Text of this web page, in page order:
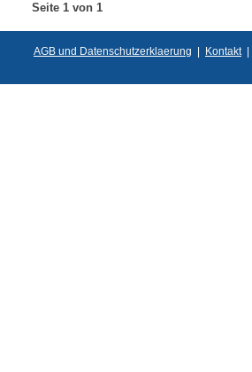
Seite 1 von 1
AGB und Datenschutzerklaerung | Kontakt|